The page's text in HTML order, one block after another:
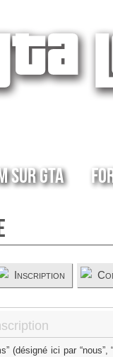
sur GTA
Inscription
(désigné ici par